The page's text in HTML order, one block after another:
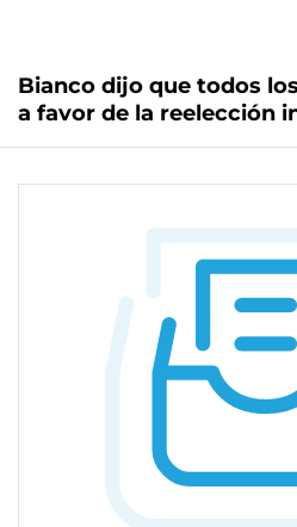
Bianco dijo que todos
a favor de la reelección